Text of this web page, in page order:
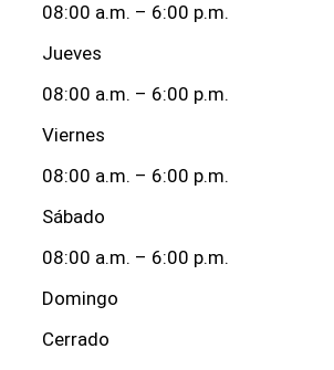
08:00 a.m. – 6:00 p.m.
Jueves
08:00 a.m. – 6:00 p.m.
Viernes
08:00 a.m. – 6:00 p.m.
Sábado
08:00 a.m. – 6:00 p.m.
Domingo
Cerrado